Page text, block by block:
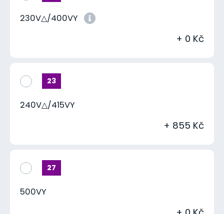
230V△/400VY
+ 0 Kč
23
240V△/415VY
+ 855 Kč
27
500VY